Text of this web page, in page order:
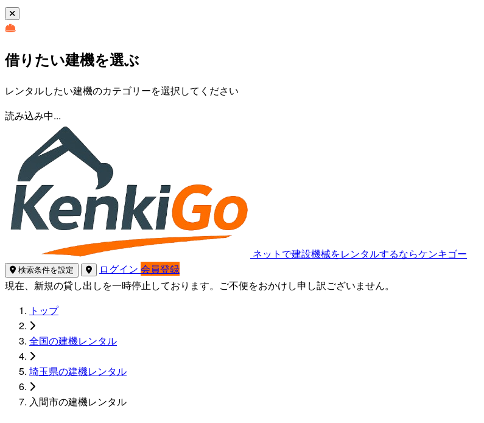
借りたい建機を選ぶ
レンタルしたい建機のカテゴリーを選択してください
読み込み中...
ネットで建設機械をレンタルするならケンキゴー
検索条件を設定 ログイン 会員登録
現在、新規の貸し出しを一時停止しております。ご不便をおかけし申し訳ございません。
トップ
全国の建機レンタル
埼玉県の建機レンタル
入間市の建機レンタル